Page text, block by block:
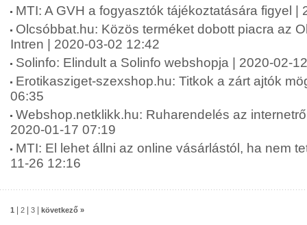
MTI: A GVH a fogyasztók tájékoztatására figyel |
Olcsóbbat.hu: Közös terméket dobott piacra az
Intren | 2020-03-02 12:42
Solinfo: Elindult a Solinfo webshopja | 2020-02-
Erotikasziget-szexshop.hu: Titkok a zárt ajtók
06:35
Webshop.netklikk.hu: Ruharendelés az
2020-01-17 07:19
MTI: El lehet állni az online vásárlástól, ha nem
11-26 12:16
1 2 3 következő »